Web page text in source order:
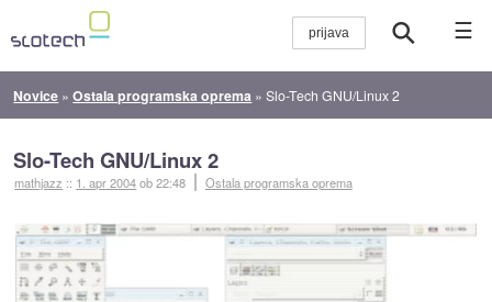
☰
Novice »Ostala programska oprema »Slo-Tech GNU/Linux 2
Slo-Tech GNU/Linux 2
mathjazz :: 1. apr 2004ob 22:48 Ostala programska oprema